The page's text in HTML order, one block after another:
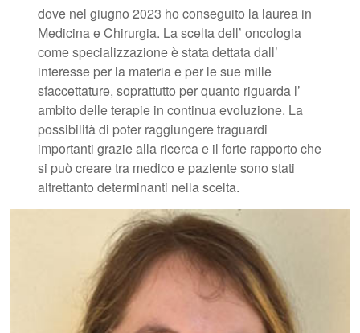
dove nel giugno 2023 ho conseguito la laurea in
Medicina e Chirurgia. La scelta dell’ oncologia
come specializzazione è stata dettata dall’
interesse per la materia e per le sue mille
sfaccettature, soprattutto per quanto riguarda l’
ambito delle terapie in continua evoluzione. La
possibilità di poter raggiungere traguardi
importanti grazie alla ricerca e il forte rapporto che
si può creare tra medico e paziente sono stati
altrettanto determinanti nella scelta.